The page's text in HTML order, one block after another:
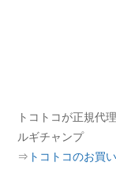
トコトコが正規代
ルギチャンプ
⇒ トコトコのお買